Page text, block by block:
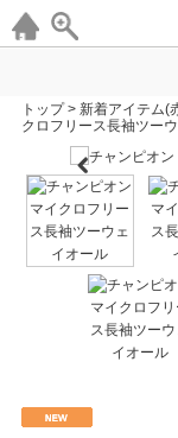
トップ > 新着アイテム(
クロフリース長袖ツー